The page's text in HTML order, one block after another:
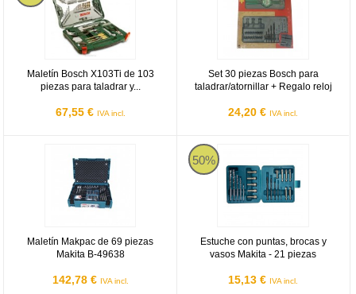
Maletín Bosch X103Ti de 103
piezas para taladrar y...
67,55 € IVA incl.
Set 30 piezas Bosch para
taladrar/atornillar + Regalo reloj
24,20 € IVA incl.
Maletín Makpac de 69 piezas
Makita B-49638
142,78 € IVA incl.
Maletín Makpac de 69 piezas Makita B-49638
50%
Estuche con puntas, brocas y
vasos Makita - 21 piezas
15,13 € IVA incl.
Estuche con puntas, brocas y